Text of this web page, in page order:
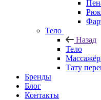
Тело
Назад
Тело
Тату
Бренды
Блог
Контакты